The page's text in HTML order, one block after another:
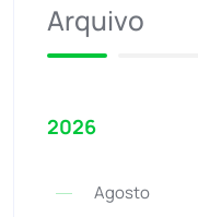
Arquivo
2026
Agosto